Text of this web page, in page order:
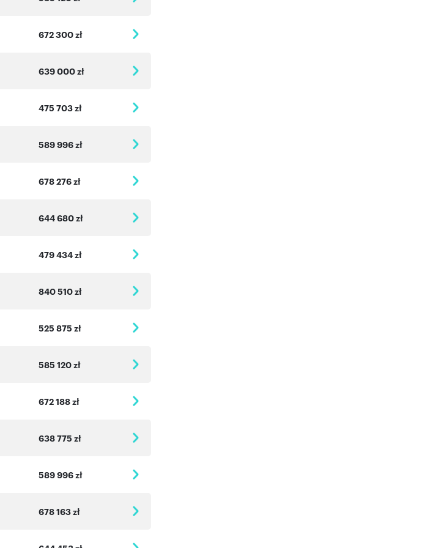
672 300 zł
639 000 zł
475 703 zł
589 996 zł
678 276 zł
644 680 zł
479 434 zł
840 510 zł
525 875 zł
585 120 zł
672 188 zł
638 775 zł
589 996 zł
678 163 zł